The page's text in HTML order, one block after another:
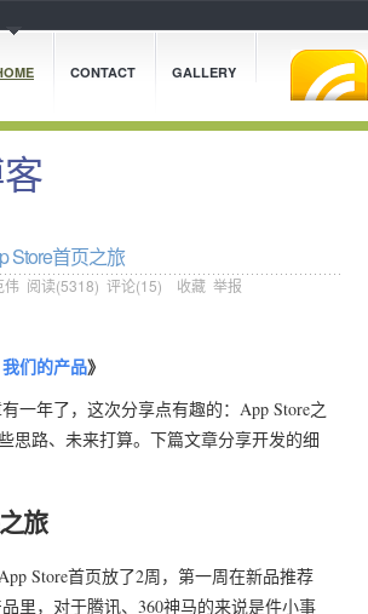
CONTACT GALLERY
Store首页之旅
伟 阅读(5318) 评论(15) 收藏 举报
们的产品》
一年了，这次分享点有趣的：App Store之
思路、未来打算。下篇文章分享开发的细
旅
Store首页放了2周，第一周在新品推荐
里，对于腾讯、360神马的来说是件小事